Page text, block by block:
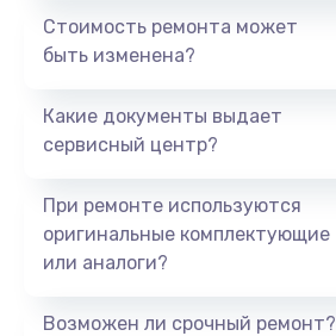
Стоимость ремонта может
быть изменена?
Какие документы выдает
сервисный центр?
При ремонте используются
оригинальные комплектующие
или аналоги?
Возможен ли срочный ремонт?